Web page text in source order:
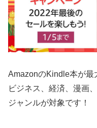
AmazonのKindle本が最
ビジネス、経済、漫画
ジャンルが対象です！